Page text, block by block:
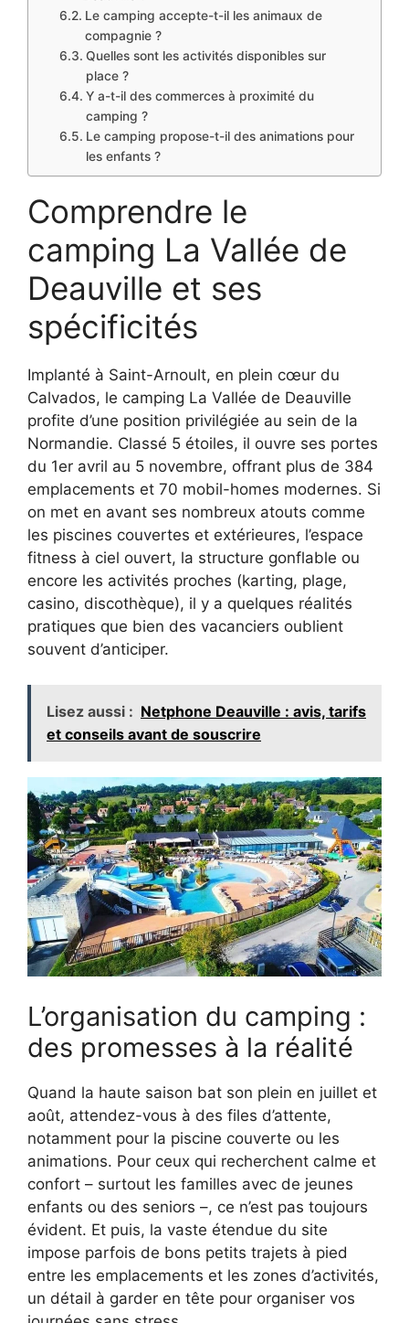
Le camping accepte-t-il les animaux de
compagnie ?
Quelles sont les activités disponibles sur
place ?
Y a-t-il des commerces à proximité du
camping ?
Le camping propose-t-il des animations pour
les enfants ?
Comprendre le
camping La Vallée de
Deauville et ses
spécificités
Implanté à Saint-Arnoult, en plein cœur du
Calvados, le camping La Vallée de Deauville
profite d’une position privilégiée au sein de la
Normandie. Classé 5 étoiles, il ouvre ses portes
du 1er avril au 5 novembre, offrant plus de 384
emplacements et 70 mobil-homes modernes. Si
on met en avant ses nombreux atouts comme
les piscines couvertes et extérieures, l’espace
fitness à ciel ouvert, la structure gonflable ou
encore les activités proches (karting, plage,
casino, discothèque), il y a quelques réalités
pratiques que bien des vacanciers oublient
souvent d’anticiper.
Lisez aussi : Netphone Deauville : avis, tarifs
et conseils avant de souscrire
L’organisation du camping :
des promesses à la réalité
Quand la haute saison bat son plein en juillet et
août, attendez-vous à des files d’attente,
notamment pour la piscine couverte ou les
animations. Pour ceux qui recherchent calme et
confort – surtout les familles avec de jeunes
enfants ou des seniors –, ce n’est pas toujours
évident. Et puis, la vaste étendue du site
impose parfois de bons petits trajets à pied
entre les emplacements et les zones d’activités,
un détail à garder en tête pour organiser vos